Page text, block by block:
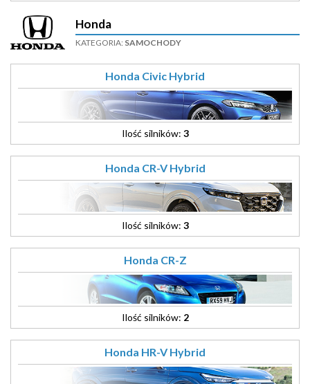
Honda
KATEGORIA: SAMOCHODY
Honda Civic Hybrid
Ilość silników: 3
Honda CR-V Hybrid
Ilość silników: 3
Honda CR-Z
Ilość silników: 2
Honda HR-V Hybrid